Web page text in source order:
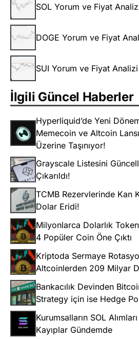
SOL Yorum ve Fiyat
DOGE Yorum ve Fiyat
SUI Yorum ve Fiyat
İlgili Güncel Haberler
Hyperliquid’de Yeni
Memecoin ve Altcoin
Üzerine Taşınıyor!
Grayscale Listesini
Çıkarıldı!
TCMB Rezervlerinde Kan
Dolar Eridi!
Milyonlarca Dolarlık
4 Popüler Coin Öne Çıktı
Kriptoda Sermaye
Altcoinlerden 209 Milyar
Bankacılık Devinden
Strategy için ise Hedge
Kurumsalların SOL
Kayıplar Gündemde